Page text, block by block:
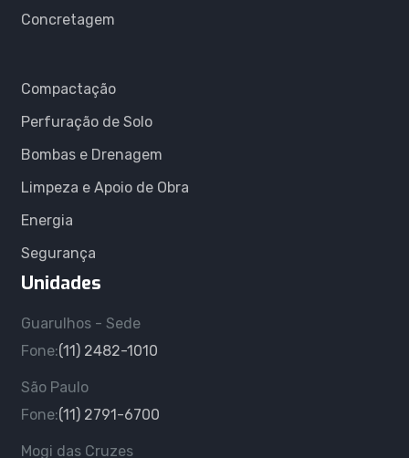
Concretagem
Compactação
Perfuração de Solo
Bombas e Drenagem
Limpeza e Apoio de Obra
Energia
Segurança
Unidades
Guarulhos - Sede
Fone:(11) 2482-1010
São Paulo
Fone:(11) 2791-6700
Mogi das Cruzes